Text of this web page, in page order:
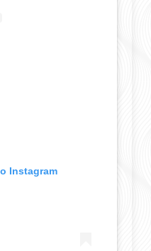
Instagram